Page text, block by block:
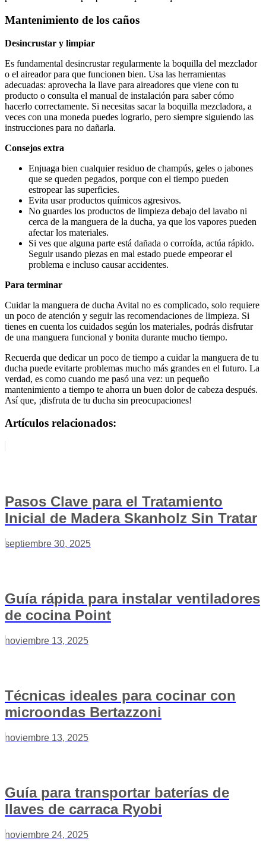
Mantenimiento de los caños
Desincrustar y limpiar
Es fundamental desincrustar regularmente la boquilla del mezclador
o el aireador para que funcionen bien. Usa las herramientas
adecuadas: aprovecha la llave para aireadores que viene con tu
producto o consulta el manual de instalación para saber cómo
hacerlo correctamente. Si necesitas sacar la boquilla mezcladora, a
veces con una moneda puedes lograrlo, pero siempre siguiendo las
instrucciones para no dañarla.
Consejos extra
Enjuaga bien cualquier residuo de champús, geles o jabones
que se queden pegados, porque con el tiempo pueden
estropear las superficies.
Evita usar productos químicos agresivos.
No guardes los productos de limpieza debajo del lavabo ni
cerca de la manguera de la ducha, ya que los vapores pueden
afectar los materiales.
Si ves que alguna parte está dañada o corroída, actúa rápido.
Seguir usando piezas en mal estado puede empeorar el
problema e incluso causar accidentes.
Para terminar
Cuidar la manguera de ducha Avital no es complicado, solo requiere
un poco de atención y seguir las recomendaciones de limpieza. Si
tienes en cuenta los cuidados según los materiales, podrás disfrutar
de una manguera funcional y bonita durante mucho tiempo.
Recuerda que dedicar un poco de tiempo a cuidar la manguera de tu
ducha puede evitarte problemas mucho más grandes en el futuro. La
verdad, es como cuando me pasó una vez: un pequeño
mantenimiento a tiempo te ahorra un buen dolor de cabeza después.
Así que, ¡disfruta de tu ducha sin preocupaciones!
Artículos relacionados:
Pasos Clave para el Tratamiento
Inicial de Madera Skanholz Sin Tratar
septiembre 30, 2025
Guía rápida para instalar ventiladores
de cocina Point
noviembre 13, 2025
Técnicas ideales para cocinar con
microondas Bertazzoni
noviembre 13, 2025
Guía para transportar baterías de
llaves de carraca Ryobi
noviembre 24, 2025